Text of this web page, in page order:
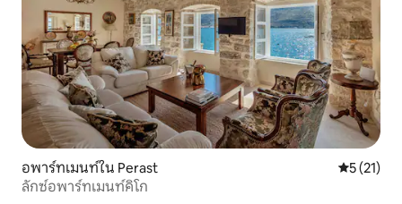
อพาร์ทเมนท์ใน Perast คะแนนเฉลี่
5 (21)
ลักซ์อพาร์ทเมนท์คิโก